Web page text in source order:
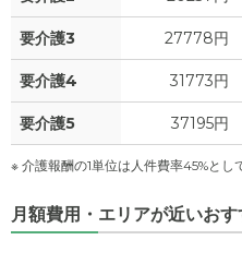
要介護3 27778円
要介護4 31773円
要介護5 37195円
※ 介護報酬の1単位は人件費率45%とし
月額費用・エリアが近いお